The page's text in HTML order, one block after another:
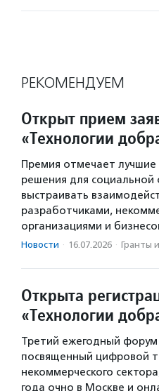
РЕКОМЕНДУЕМ
Открыт прием
«Технологии
Премия отмечает лучшие
решения для
выстраивать
разработчиками,
организациями и
Новости · 16.07.2026 · Гранты
Открыта
«Технологии
Третий ежегодный
посвященный цифровой
некоммерческого
года очно в Москве и